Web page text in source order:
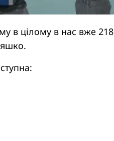
в цілому в нас вже 218